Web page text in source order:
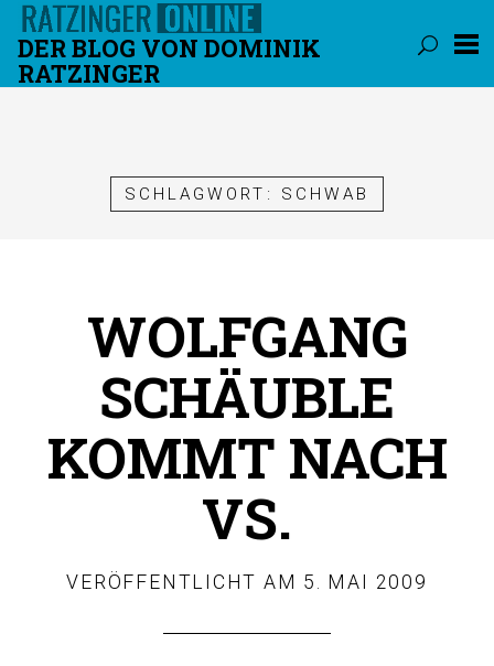
DER BLOG VON DOMINIK
RATZINGER
SCHLAGWORT: SCHWAB
WOLFGANG
SCHÄUBLE
KOMMT NACH
VS.
VERÖFFENTLICHT AM 5. MAI 2009